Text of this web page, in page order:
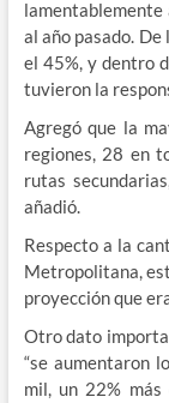
al año pasado.
el 45%, y dentro
tuvieron la
Agregó que la
regiones, 28 en
rutas
añadió.
Respecto a la
Metropolitana,
proyección que
Otro dato
“se aumentaron
mil, un 22%